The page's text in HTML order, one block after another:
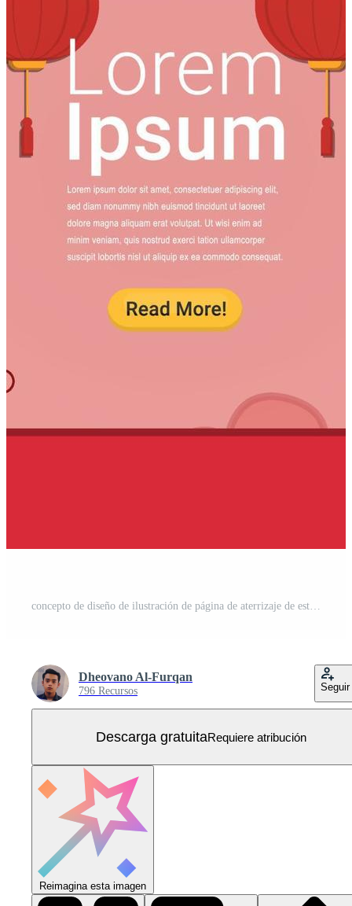
concepto de diseño de ilustración de página de aterrizaje de estilo chino oriental elegante Vector Gratis
Dheovano Al-Furqan
796 Recursos Seguir
Descarga gratuitaRequiere atribución
Reimagina esta imagen